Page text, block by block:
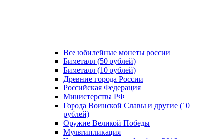
Все юбилейные монеты россии
Биметалл (50 рублей)
Биметалл (10 рублей)
Древние города России
Российская Федерация
Министерства РФ
Города Воинской Славы и другие (10
рублей)
Оружие Великой Победы
Мультипликация